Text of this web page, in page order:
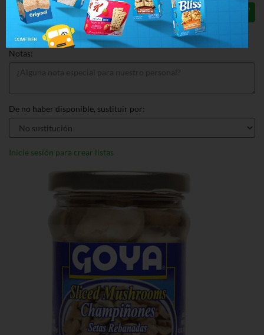
Total: $3.89
Notas:
De no haber disponible, sustituir por:
Inicie sesión para crear listas